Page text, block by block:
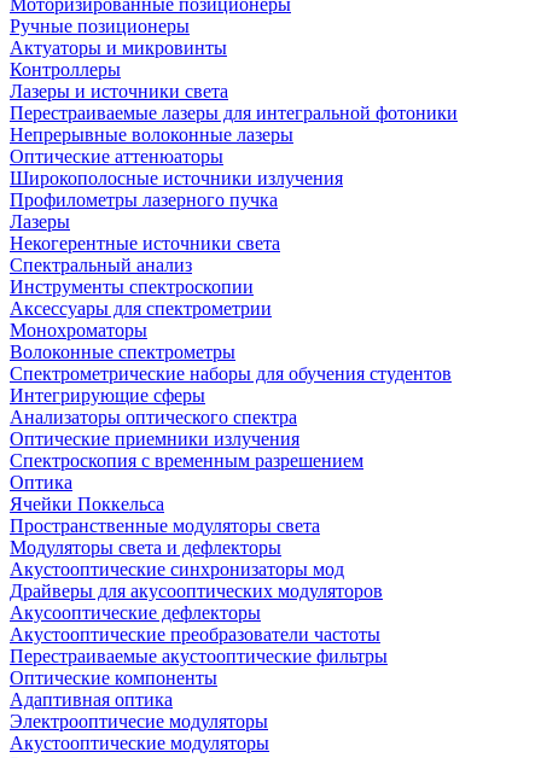
Моторизированные позиционеры
Ручные позиционеры
Актуаторы и микровинты
Контроллеры
Лазеры и источники света
Перестраиваемые лазеры для интегральной фотоники
Непрерывные волоконные лазеры
Оптические аттенюаторы
Широкополосные источники излучения
Профилометры лазерного пучка
Лазеры
Некогерентные источники света
Спектральный анализ
Инструменты спектроскопии
Аксессуары для спектрометрии
Монохроматоры
Волоконные спектрометры
Спектрометрические наборы для обучения студентов
Интегрирующие сферы
Анализаторы оптического спектра
Оптические приемники излучения
Спектроскопия с временным разрешением
Оптика
Ячейки Поккельса
Пространственные модуляторы света
Модуляторы света и дефлекторы
Акустооптические синхронизаторы мод
Драйверы для акусооптических модуляторов
Акусооптические дефлекторы
Акустооптические преобразователи частоты
Перестраиваемые акустооптические фильтры
Оптические компоненты
Адаптивная оптика
Электрооптичесие модуляторы
Акустооптические модуляторы